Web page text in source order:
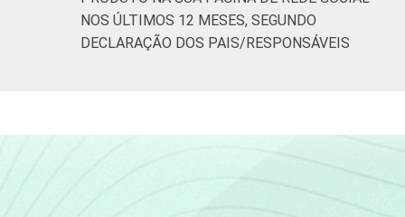
NOS ÚLTIMOS 12 MESES, SEGUNDO
DECLARAÇÃO DOS PAIS/RESPONSÁVEIS